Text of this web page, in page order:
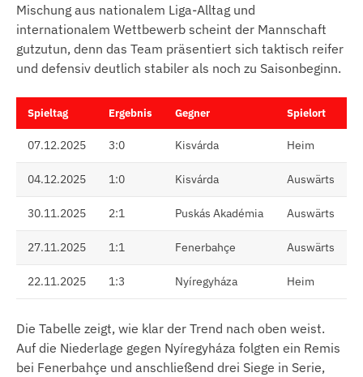
Mischung aus nationalem Liga-Alltag und
internationalem Wettbewerb scheint der Mannschaft
gutzutun, denn das Team präsentiert sich taktisch reifer
und defensiv deutlich stabiler als noch zu Saisonbeginn.
Spieltag Ergebnis Gegner Spielort
07.12.2025 3:0 Kisvárda Heim
04.12.2025 1:0 Kisvárda Auswärts
30.11.2025 2:1 Puskás Akadémia Auswärts
27.11.2025 1:1 Fenerbahçe Auswärts
22.11.2025 1:3 Nyíregyháza Heim
Die Tabelle zeigt, wie klar der Trend nach oben weist.
Auf die Niederlage gegen Nyíregyháza folgten ein Remis
bei Fenerbahçe und anschließend drei Siege in Serie,